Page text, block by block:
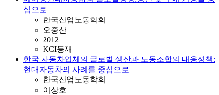
심으로
한국산업노동학회
오중산
2012
KCI등재
한국 자동차업체의 글로벌 생산과 노동조합의 대응정책:
현대자동차의 사례를 중심으로
한국산업노동학회
이상호